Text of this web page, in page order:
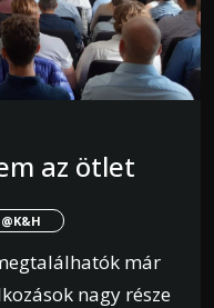
az ötlet
már
nagy része